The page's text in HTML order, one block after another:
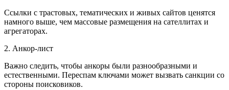
Ссылки с трастовых, тематических и живых сайтов ценятся
намного выше, чем массовые размещения на сателлитах и
агрегаторах.
2. Анкор-лист
Важно следить, чтобы анкоры были разнообразными и
естественными. Переспам ключами может вызвать санкции со
стороны поисковиков.